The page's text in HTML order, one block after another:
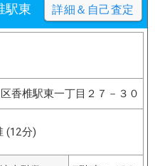
駅東 詳細＆自己査定
香椎駅東一丁目２７－３０
(12分)